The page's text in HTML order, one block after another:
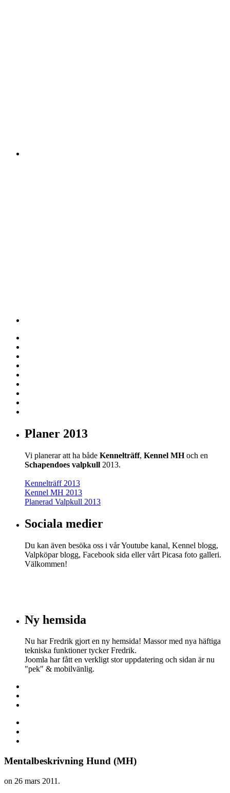
Planer 2013
Vi planerar att ha både Kennelträff, Kennel MHoch en
Schapendoes valpkull 2013.
Kennelträff 2013
Kennel MH 2013
Planerad Valpkull 2013
Sociala medier
Du kan även besöka oss i vår Youtube kanal, Kennel blogg,
Valpköpar blogg, Facebook sida eller vårt Picasa foto galleri.
Välkommen!
Ny hemsida
Nu har Fredrik gjort en ny hemsida! Massor med nya häftiga
tekniska funktioner tycker Fredrik.
Joomla har fått en verkligt stor uppdatering och sidan är nu
"pek" & mobilvänlig.
Mentalbeskrivning Hund (MH)
on 26 mars 2011 .